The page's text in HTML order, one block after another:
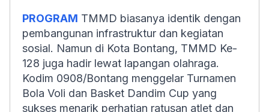
PROGRAM TMMD biasanya identik dengan
pembangunan infrastruktur dan kegiatan
sosial. Namun di Kota Bontang, TMMD Ke-
128 juga hadir lewat lapangan olahraga.
Kodim 0908/Bontang menggelar Turnamen
Bola Voli dan Basket Dandim Cup yang
sukses menarik perhatian ratusan atlet dan